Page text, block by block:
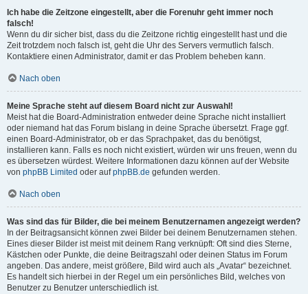
Ich habe die Zeitzone eingestellt, aber die Forenuhr geht immer noch
falsch!
Wenn du dir sicher bist, dass du die Zeitzone richtig eingestellt hast und die
Zeit trotzdem noch falsch ist, geht die Uhr des Servers vermutlich falsch.
Kontaktiere einen Administrator, damit er das Problem beheben kann.
Nach oben
Meine Sprache steht auf diesem Board nicht zur Auswahl!
Meist hat die Board-Administration entweder deine Sprache nicht installiert
oder niemand hat das Forum bislang in deine Sprache übersetzt. Frage ggf.
einen Board-Administrator, ob er das Sprachpaket, das du benötigst,
installieren kann. Falls es noch nicht existiert, würden wir uns freuen, wenn du
es übersetzen würdest. Weitere Informationen dazu können auf der Website
von phpBB Limited oder aufphpBB.de gefunden werden.
Nach oben
Was sind das für Bilder, die bei meinem Benutzernamen angezeigt werden?
In der Beitragsansicht können zwei Bilder bei deinem Benutzernamen stehen.
Eines dieser Bilder ist meist mit deinem Rang verknüpft: Oft sind dies Sterne,
Kästchen oder Punkte, die deine Beitragszahl oder deinen Status im Forum
angeben. Das andere, meist größere, Bild wird auch als „Avatar“ bezeichnet.
Es handelt sich hierbei in der Regel um ein persönliches Bild, welches von
Benutzer zu Benutzer unterschiedlich ist.